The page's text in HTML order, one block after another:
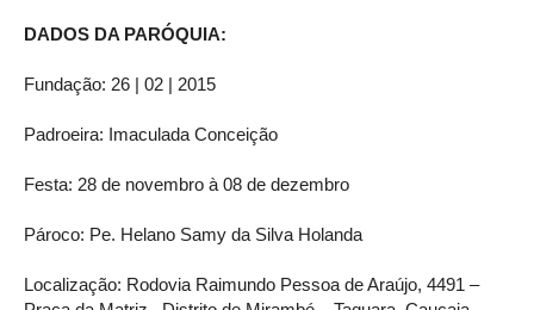
DADOS DA PARÓQUIA:
Fundação: 26 | 02 | 2015
Padroeira: Imaculada Conceição
Festa: 28 de novembro à 08 de dezembro
Pároco: Pe. Helano Samy da Silva Holanda
Localização: Rodovia Raimundo Pessoa de Araújo, 4491 –